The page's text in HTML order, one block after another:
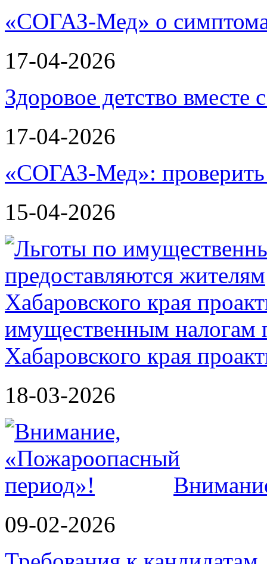
«СОГАЗ-Мед» о
17-04-2026
Здоровое детство
17-04-2026
«СОГАЗ-Мед»: проверить
15-04-2026
имущественным налогам
Хабаровского края
18-03-2026
09-02-2026